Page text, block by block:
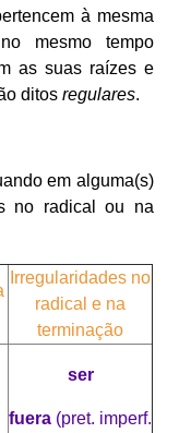
à mesma
mesmo tempo
as suas raízes e
ditosregulares.
em alguma(s)
no radical ou na
Irregularidades no
radical e na
terminação
ser
fuera (pret. imperf.